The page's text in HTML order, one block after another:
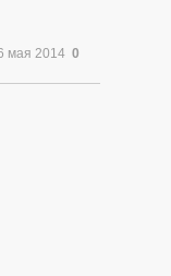
мая 2014 0